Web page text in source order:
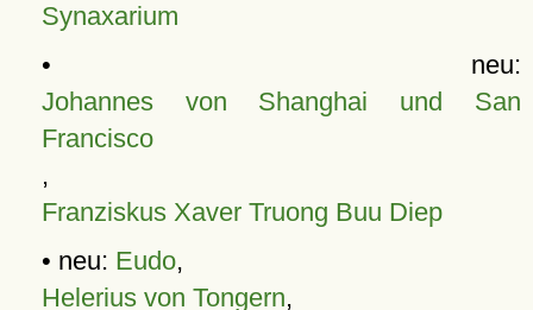
Synaxarium
• neu:
Johannes von Shanghai und San
Francisco
,
Franziskus Xaver Truong Buu Diep
• neu: Eudo,
Helerius von Tongern,